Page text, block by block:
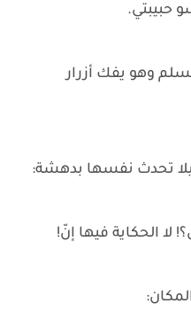
حبيبتي.
وهو يفك أزرار
تحدث نفسها بدهشة:
الحكاية فيها إنّ!